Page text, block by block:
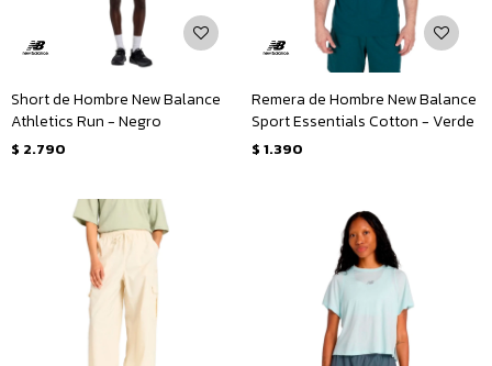
Short de Hombre New Balance
Athletics Run - Negro
$ 2.790
Remera de Hombre New Balance
Sport Essentials Cotton - Verde
$ 1.390